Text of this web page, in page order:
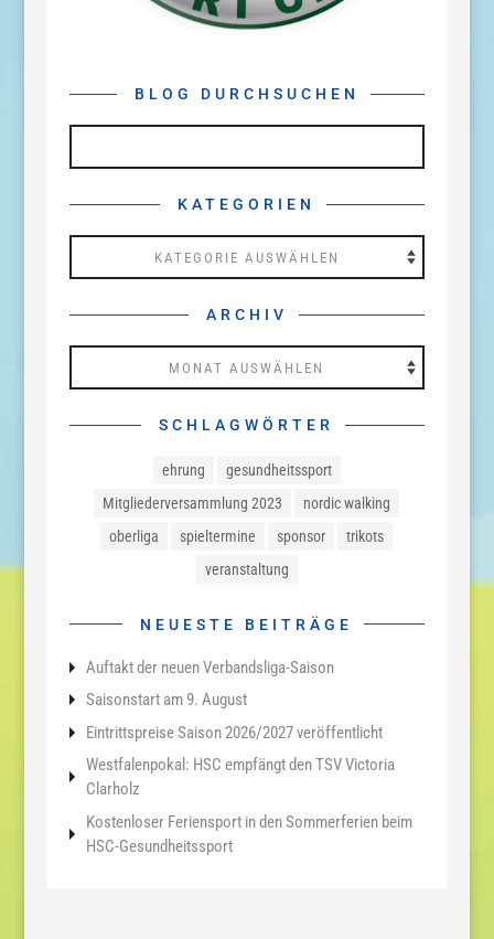
BLOG DURCHSUCHEN
KATEGORIEN
ARCHIV
SCHLAGWÖRTER
ehrung
gesundheitssport
Mitgliederversammlung 2023
nordic walking
oberliga
spieltermine sponsor
trikots
veranstaltung
NEUESTE BEITRÄGE
Auftakt der neuen Verbandsliga-Saison
Saisonstart am 9. August
Eintrittspreise Saison 2026/2027 veröffentlicht
Westfalenpokal: HSC empfängt den TSV Victoria
Clarholz
Kostenloser Feriensport in den Sommerferien beim
HSC-Gesundheitssport